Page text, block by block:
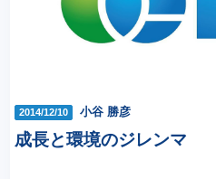
2014/12/10 小谷 勝彦
成長と環境のジレンマ